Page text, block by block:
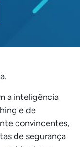
a inteligência
e de
convincentes,
de segurança